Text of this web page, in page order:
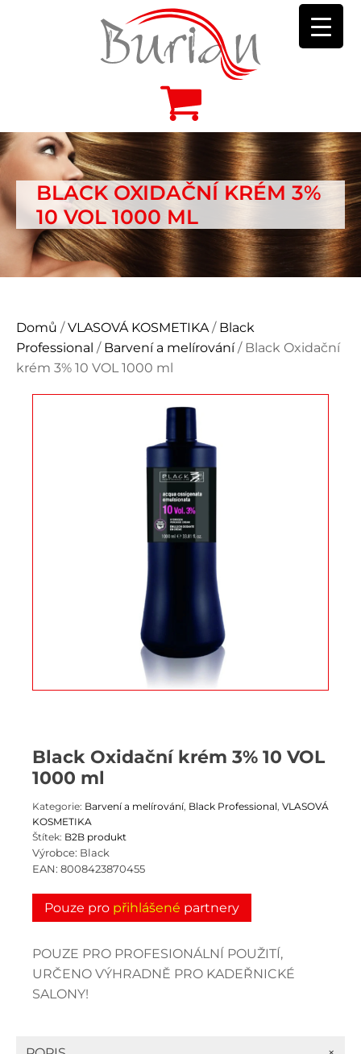
BLACK OXIDAČNÍ KRÉM 3%
10 VOL 1000 ML
Domů /VLASOVÁ KOSMETIKA / Black
Professional / Barvení a melírování/ Black Oxidační
krém 3% 10 VOL 1000 ml
Black Oxidační krém 3% 10 VOL
1000 ml
Kategorie: Barvení a melírování, Black Professional VLASOVÁ
KOSMETIKA
Štítek: B2B produkt
Výrobce: Black
EAN: 8008423870455
Pouze pro přihlášené partnery
POUZE PRO PROFESIONÁLNÍ POUŽITÍ,
URČENO VÝHRADNĚ PRO KADEŘNICKÉ
SALONY!